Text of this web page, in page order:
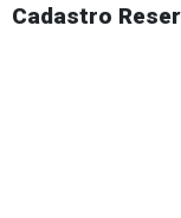
Cadastro